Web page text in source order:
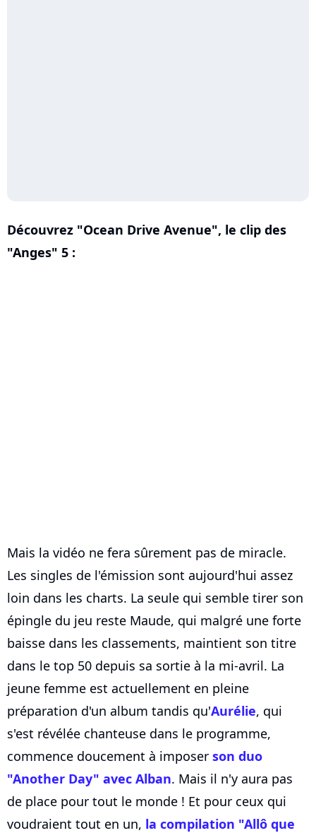
Découvrez "Ocean Drive Avenue", le clip des
"Anges" 5 :
Mais la vidéo ne fera sûrement pas de miracle.
Les singles de l'émission sont aujourd'hui assez
loin dans les charts. La seule qui semble tirer son
épingle du jeu reste Maude, qui malgré une forte
baisse dans les classements, maintient son titre
dans le top 50 depuis sa sortie à la mi-avril. La
jeune femme est actuellement en pleine
préparation d'un album tandis qu'Aurélie, qui
s'est révélée chanteuse dans le programme,
commence doucement à imposer son duo
"Another Day" avec Alban. Mais il n'y aura pas
de place pour tout le monde ! Et pour ceux qui
voudraient tout en un, la compilation "Allô que